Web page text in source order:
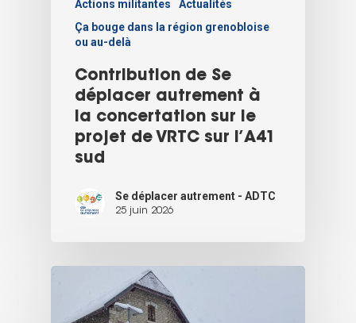
Actions militantes
Actualités
Ça bouge dans la région grenobloise
ou au-delà
Contribution de Se
déplacer autrement à
la concertation sur le
projet de VRTC sur l’A41
sud
Se déplacer autrement - ADTC
25 juin 2026